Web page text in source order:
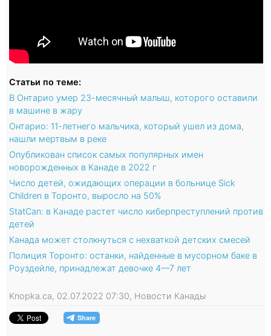
Статьи по теме:
В Онтарио умер 23-месячный малыш, которого оставили
в машине в жару
Онтарио: 11-летнего мальчика, который ушел из дома,
нашли мертвым в реке
Опубликован список самых популярных имен
новорожденных в Канаде в 2022 г
Число детей, ожидающих операции в больнице Sick
Children в Торонто, выросло на 50%
StatCan: в Канаде растет число киберпреступлений против
детей
Канада может столкнуться с нехваткой детских смесей
Полиция Торонто: останки, найденные в мусорном баке в
Роуздейле, принадлежат девочке 4—7 лет
Knopka.ca, 02.07.2022 07:30, Новости Канады